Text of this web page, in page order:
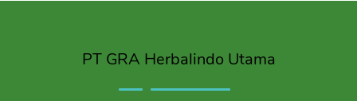
PT GRA Herbalindo Utama